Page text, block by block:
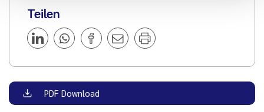
Teilen
PDF Download